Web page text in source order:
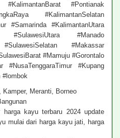
#KalimantanBarat #Pontianak
#KalimantanSelatan
#Samarinda #KalimantanUtara
#SulawesiUtara #Manado
#Makassar
#Mamuju #Gorontalo
#NusaTenggaraTimur #Kupang
#lombok
Kamper, Meranti, Borneo
kayu terbaru 2024 update
mulai dari harga kayu jati, harga